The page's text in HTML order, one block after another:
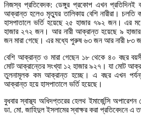
নিজস্ব প্রতিবেদক: ডেঙ্গুর প্রকোপ এখন প্রতিদিনই
আক্রান্ত হলেও মৃত্যুর তালিকায় বেশি নারীরা।
হাসপাতালে ভর্তি হয়েছে ২৫ হাজার ৭৯২ জন। এর
হাজার ২৭২ জন। আর নারী আক্রান্ত হয়েছে ৯
জন মারা গেছে। এর মধ্যে পুরুষ ৬৩ জন আর নারী ৮৩
বেশি আক্রান্ত ও মারা গেছেন ১৮ থেকে ৪০ বছর
মোট আক্রান্তের সংখ্যা ১২ হাজার ৯২৭। যা মোট
তুলনামূলক কম আক্রান্ত হচ্ছে। এ বছর এখন
আক্রান্ত হয়ে হাসপাতালে ভর্তি হয়েছে।
বুধবার স্বাস্থ্য অধিদপ্তরের হেলথ ইমার্জেন্সি অপারেশন
ডা. মো. জাহিদুল ইসলামের স্বাক্ষর করা প্রতিবেদনে এ